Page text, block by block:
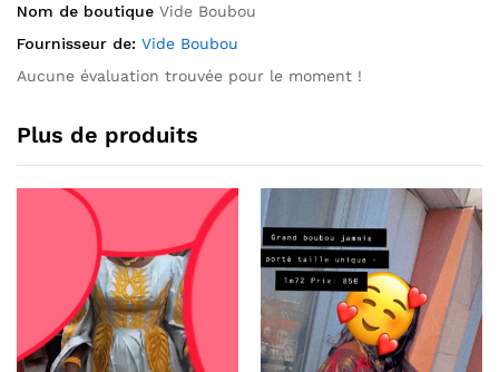
Nom de boutique Vide Boubou
Fournisseur de: Vide Boubou
Aucune évaluation trouvée pour le moment !
Plus de produits